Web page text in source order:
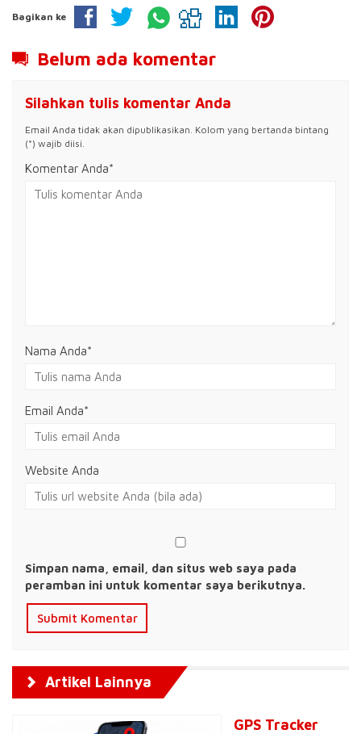
Bagikan ke
Belum ada komentar
Silahkan tulis komentar Anda
Email Anda tidak akan dipublikasikan. Kolom yang bertanda bintang
(*) wajib diisi.
Komentar Anda*
Nama Anda*
Email Anda*
Website Anda
Simpan nama, email, dan situs web saya pada
peramban ini untuk komentar saya berikutnya.
Artikel Lainnya
GPS Tracker